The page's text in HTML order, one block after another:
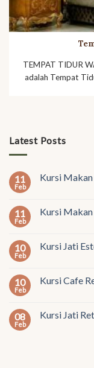
Latest Posts
11
Feb
Kursi
11
Feb
Kursi
10
Feb
Kursi Jati
10
Feb
Kursi Cafe
08
Feb
Kursi Jati
TEMPAT TIDUR
adalah Tempat